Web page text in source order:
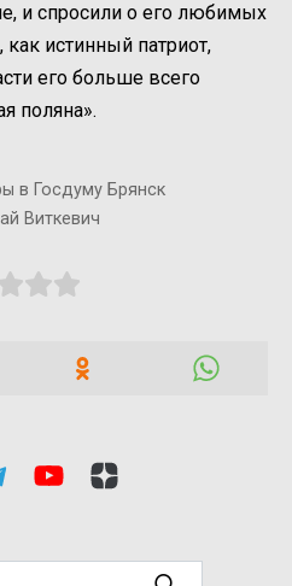
и спросили о его любимых
как истинный патриот,
его больше всего
поляна».
в Госдуму Брянск
Виткевич